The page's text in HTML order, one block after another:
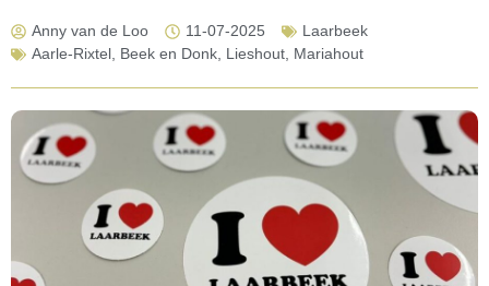
Anny van de Loo 11-07-2025
Laarbeek
Aarle-Rixtel, Beek en Donk, Lieshout, Mariahout